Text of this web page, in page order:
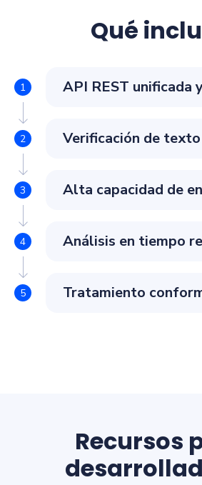
Qué
API REST unificada
Verificación de
Alta capacidad de
Análisis en tiempo
Tratamiento
Recursos